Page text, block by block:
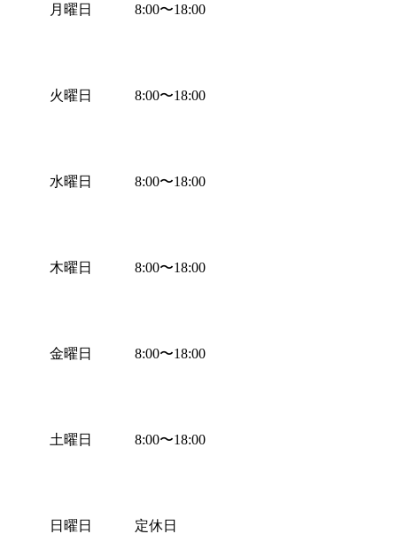
月曜日
火曜日
水曜日
木曜日
金曜日
土曜日
日曜日
8:00〜18:00
8:00〜18:00
8:00〜18:00
8:00〜18:00
8:00〜18:00
8:00〜18:00
定休日